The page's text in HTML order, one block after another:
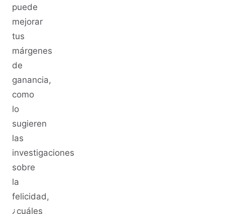
puede
mejorar
tus
márgenes
de
ganancia,
como
lo
sugieren
las
investigaciones
sobre
la
felicidad,
¿cuáles